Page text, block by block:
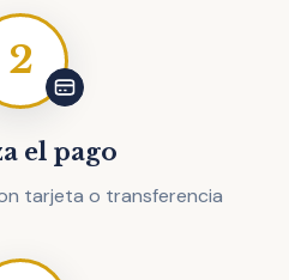
2
el pago
tarjeta o transferencia